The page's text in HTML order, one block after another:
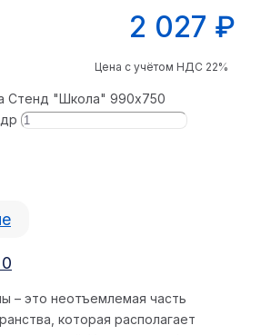
2 027 ₽
Цена с учётом НДС 22%
Стенд "Школа" 990x750
0
– это неотъемлемая часть
которая располагает